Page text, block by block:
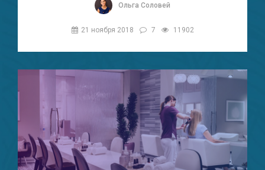
Ольга Соловей
21 ноября 2018 7 11902